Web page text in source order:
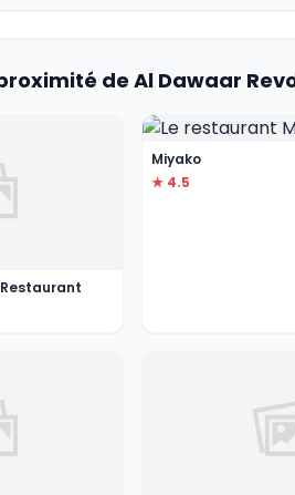
de Al Dawaar
Miyako
★ 4.5